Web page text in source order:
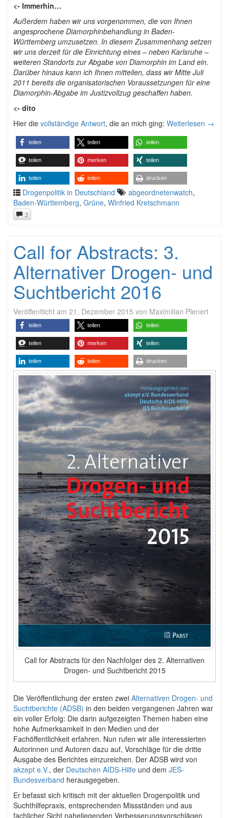
<- Immerhin…
Außerdem haben wir uns vorgenommen, die von Ihnen
angesprochene Diamorphinbehandlung in Baden-
Württemberg umzusetzen. In diesem Zusammenhang setzen
wir uns derzeit für die Einrichtung eines – neben Karlsruhe –
weiteren Standorts zur Abgabe von Diamorphin im Land ein.
Darüber hinaus kann ich Ihnen mitteilen, dass wir Mitte Juli
2011 bereits die organisatorischen Voraussetzungen für eine
Diamorphin-Abgabe im Justizvollzug geschaffen haben.
<- dito
Hier die vollständige Antwort, die an mich ging: Weiterlesen →
teilen teilen teilen
teilen merken teilen
teilen teilen drucken
Drogenpolitik in Deutschland abgeordnetenwatch,
Baden-Württemberg, Grüne, Winfried Kretschmann
2
Call for Abstracts: 3.
Alternativer Drogen- und
Suchtbericht 2016
Veröffentlicht am 21. Dezember 2015 von Maximilian Plenert
teilen teilen teilen
teilen merken teilen
teilen teilen drucken
Call for Abstracts für den Nachfolger des 2. Alternativen
Drogen- und Suchtbericht 2015
Die Veröffentlichung der ersten zwei Alternativen Drogen- und
Suchtberichte (ADSB) in den beiden vergangenen Jahren war
ein voller Erfolg: Die darin aufgezeigten Themen haben eine
hohe Aufmerksamkeit in den Medien und der
Fachöffentlichkeit erfahren. Nun rufen wir alle interessierten
Autorinnen und Autoren dazu auf, Vorschläge für die dritte
Ausgabe des Berichtes einzureichen. Der ADSB wird von
akzept e.V., der Deutschen AIDS-Hilfe und dem JES-
Bundesverband herausgegeben.
Er befasst sich kritisch mit der aktuellen Drogenpolitik und
Suchthilfepraxis, entsprechenden Missständen und aus
fachlicher Sicht naheliegenden Verbesserungsvorschlägen